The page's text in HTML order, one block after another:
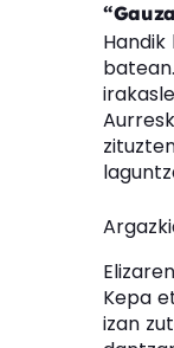
Handik
Kepa
izan